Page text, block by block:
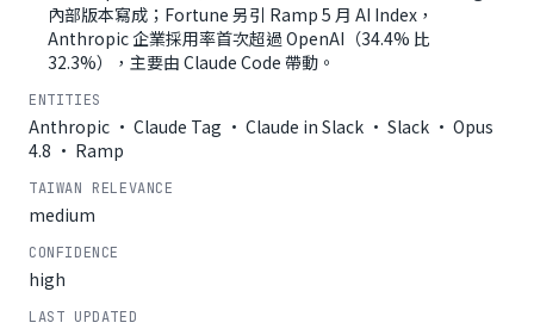
內部版本寫成；Fortune 另引 Ramp 5 月 AI Index，
Anthropic 企業採用率首次超過 OpenAI（34.4% 比
32.3%），主要由 Claude Code 帶動。
ENTITIES
Anthropic · Claude Tag · Claude in Slack · Slack · Opus
4.8 · Ramp
TAIWAN RELEVANCE
medium
CONFIDENCE
high
LAST UPDATED